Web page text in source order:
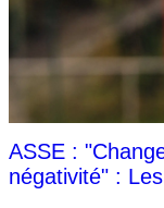
ASSE :
négativité" :